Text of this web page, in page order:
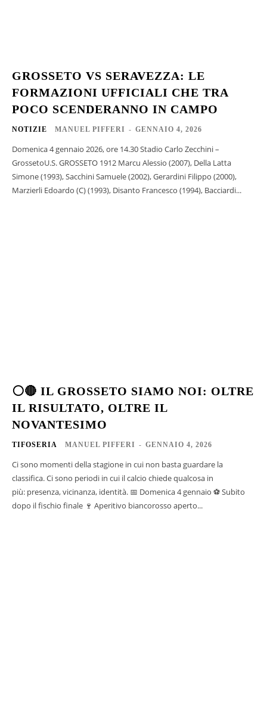
GROSSETO VS SERAVEZZA: LE
FORMAZIONI UFFICIALI CHE TRA
POCO SCENDERANNO IN CAMPO
NOTIZIE MANUEL PIFFERI - GENNAIO 4, 2026
Domenica 4 gennaio 2026, ore 14.30 Stadio Carlo Zecchini –
GrossetoU.S. GROSSETO 1912 Marcu Alessio (2007), Della Latta
Simone (1993), Sacchini Samuele (2002), Gerardini Filippo (2000),
Marzierli Edoardo (C) (1993), Disanto Francesco (1994), Bacciardi...
⚪🔴 IL GROSSETO SIAMO NOI: OLTRE
IL RISULTATO, OLTRE IL
NOVANTESIMO
TIFOSERIA MANUEL PIFFERI - GENNAIO 4, 2026
Ci sono momenti della stagione in cui non basta guardare la
classifica. Ci sono periodi in cui il calcio chiede qualcosa in
più: presenza, vicinanza, identità. 📅 Domenica 4 gennaio ⚽ Subito
dopo il fischio finale 🍷 Aperitivo biancorosso aperto...